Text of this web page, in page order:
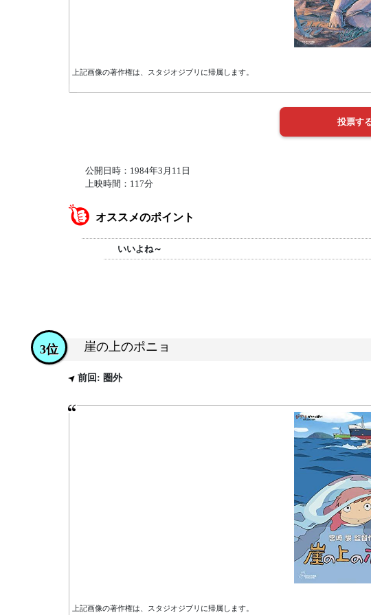
上記画像の著作権は、スタジオジブリに帰属します。
公開日時：1984年3月11日
上映時間：117分
オススメのポイント
いいよね～
崖の上のポニョ
3位
前回: 圏外
上記画像の著作権は、スタジオジブリに帰属します。